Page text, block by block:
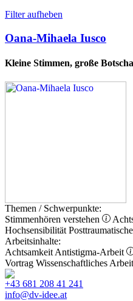
Filter aufheben
Oana-Mihaela Iusco
Kleine Stimmen, große
Themen / Schwerpunkte:
Stimmenhören verstehen
Hochsensibilität
Arbeitsinhalte:
Achtsamkeit Antistigma-Arbeit
Vortrag Wissenschaftliches
+43 681 208 41 241
info@dv-idee.at